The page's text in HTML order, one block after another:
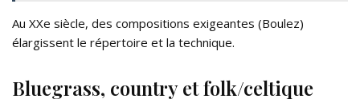
Au XXe siècle, des compositions exigeantes (Boulez)
élargissent le répertoire et la technique.
Bluegrass, country et folk/celtique